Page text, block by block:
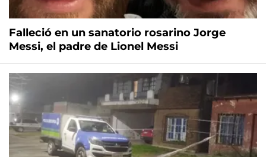
Falleció en un sanatorio rosarino Jorge
Messi, el padre de Lionel Messi